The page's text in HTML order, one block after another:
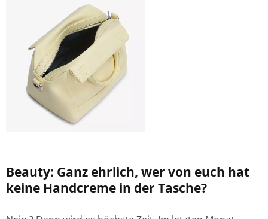
Beauty: Ganz ehrlich, wer von euch hat
keine Handcreme in der Tasche?